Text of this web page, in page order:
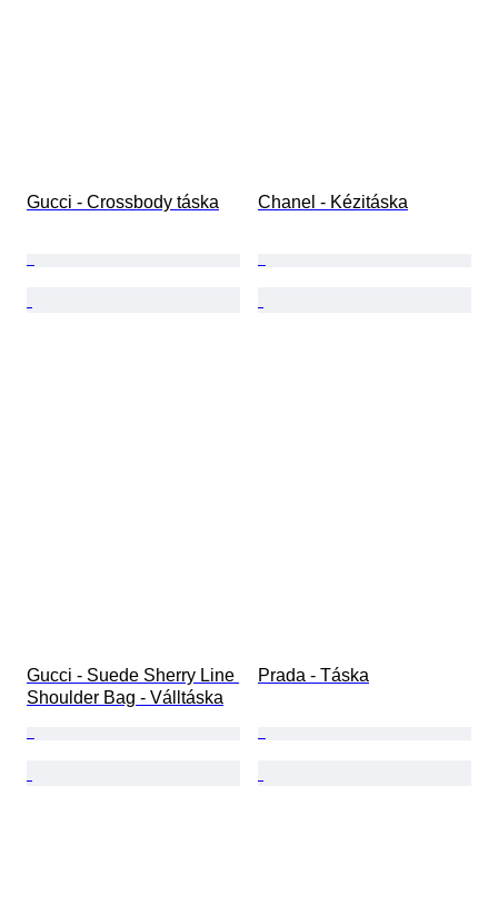
Gucci - Crossbody táska Chanel - Kézitáska
Gucci - Suede Sherry Line
Shoulder Bag - Válltáska
Prada - Táska